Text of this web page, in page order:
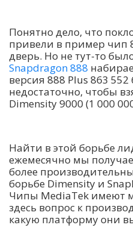
Понятно дело, что
привели в пример чип
дверь. Но не тут-то
Snapdragon 888
версия 888 Plus 863 552
недостаточно, чтобы
Dimensity 9000 (1 000
Найти в этой борьбе
ежемесячно мы
более
борьбе Dimensity и
Чипы MediaTek имеют
здесь вопрос к
какую платформу они